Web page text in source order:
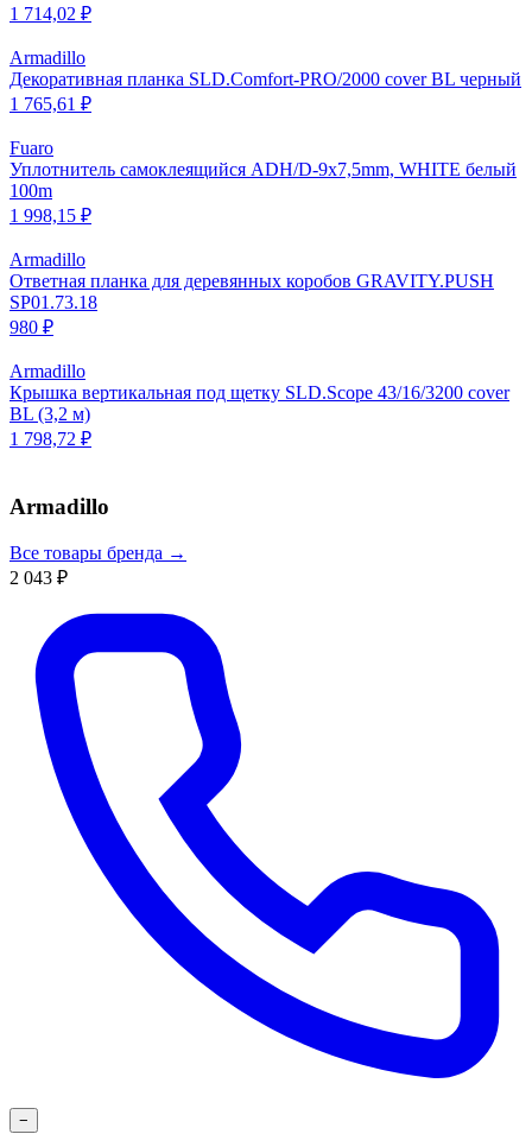
1 714,02 ₽
Armadillo
Декоративная планка SLD.Comfort-PRO/2000 cover BL черный
1 765,61 ₽
Fuaro
Уплотнитель самоклеящийся ADH/D-9x7,5mm, WHITE белый
100m
1 998,15 ₽
Armadillo
Ответная планка для деревянных коробов GRAVITY.PUSH
SP01.73.18
980 ₽
Armadillo
Крышка вертикальная под щетку SLD.Scope 43/16/3200 cover
BL (3,2 м)
1 798,72 ₽
Armadillo
Все товары бренда →
2 043 ₽
−